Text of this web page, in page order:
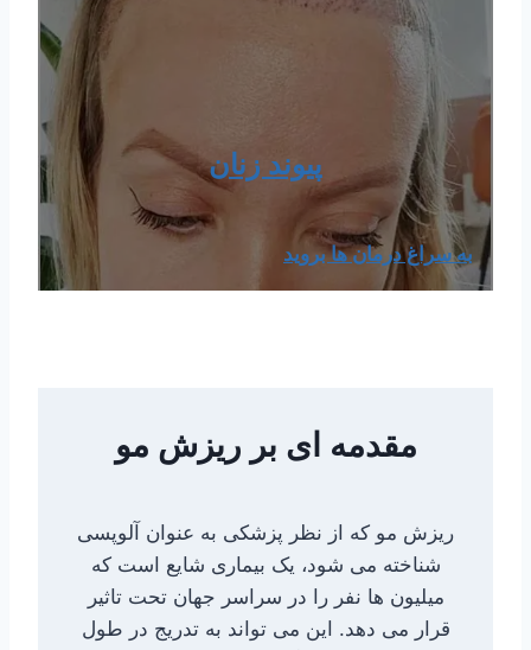
پیوند زنان
به سراغ درمان ها بروید
مقدمه ای بر ریزش مو
ریزش مو که از نظر پزشکی به عنوان آلوپسی
شناخته می شود، یک بیماری شایع است که
میلیون ها نفر را در سراسر جهان تحت تاثیر
قرار می دهد. این می تواند به تدریج در طول